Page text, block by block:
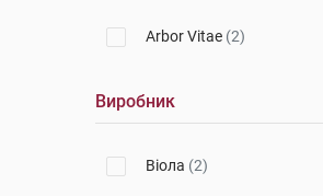
Arbor Vitae (2)
Виробник
Віола (2)